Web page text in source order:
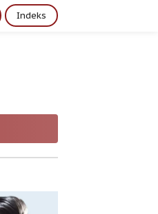
Indeks